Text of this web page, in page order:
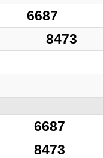
6687
8473
6687
8473